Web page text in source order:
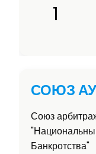
1
СОЮЗ
Союз
Банкротства"